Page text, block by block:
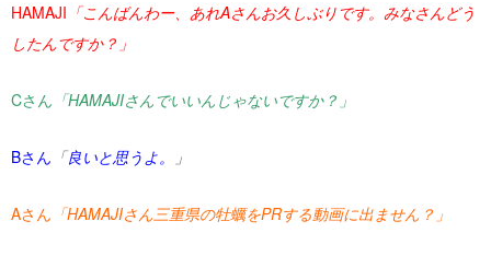
HAMAJI 「こんばんわー、あれAさんお久しぶりです。みなさんどう
したんですか？」
Cさん 「HAMAJIさんでいいんじゃないですか？」
Bさん 「良いと思うよ。 」
Aさん 「HAMAJIさん三重県の牡蠣をPRする動画に出ません？」